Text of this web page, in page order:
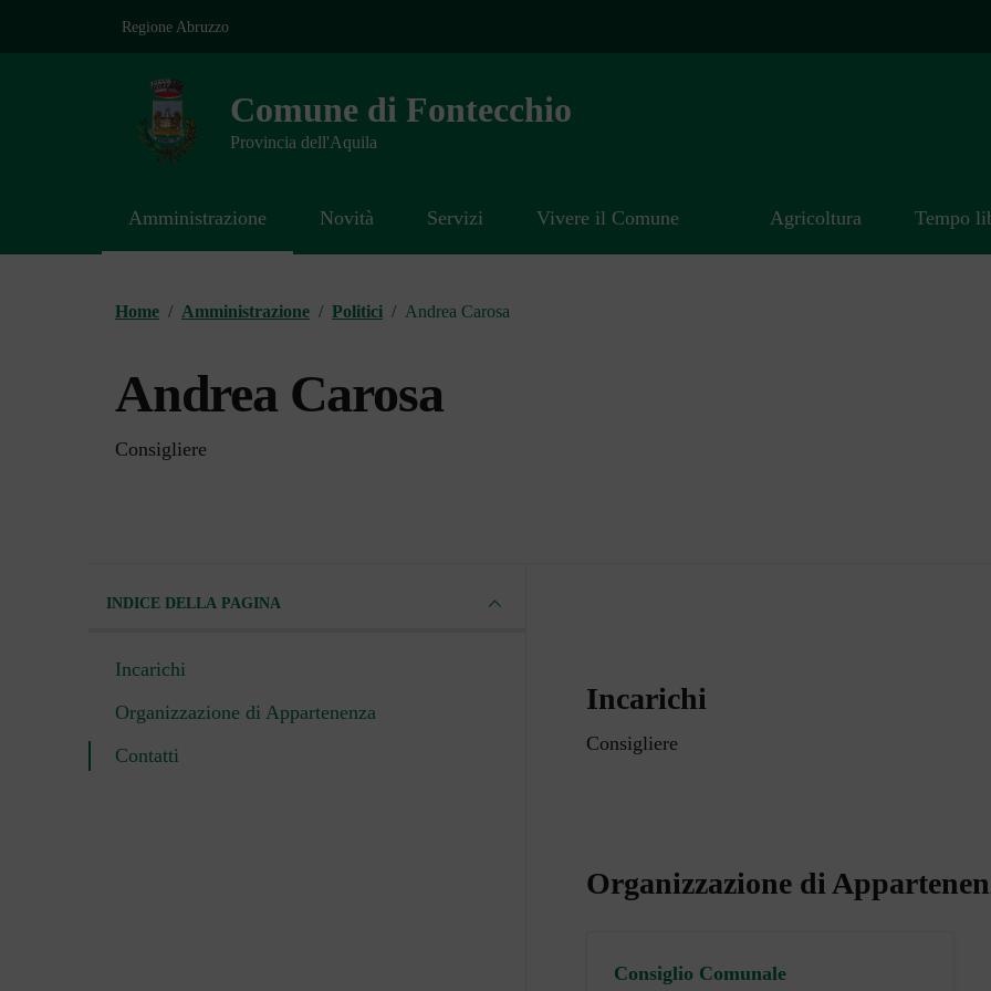
Regione Abruzzo
Comune di Fontecchio
Provincia dell'Aquila
Amministrazione Novità Servizi Vivere il Comune Agricoltura Tempo
Home / Amministrazione / Politici / Andrea Carosa
Andrea Carosa
Consigliere
INDICE DELLA PAGINA
Incarichi
Organizzazione di Appartenenza
Contatti
Incarichi
Consigliere
Organizzazione di
Consiglio Comunale